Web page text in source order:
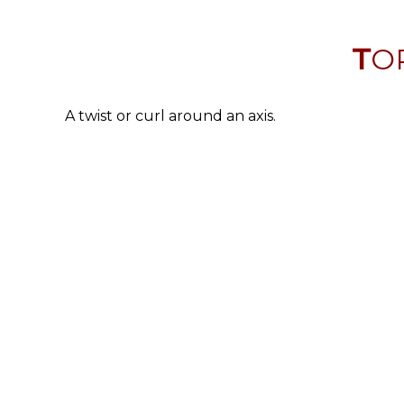
A twist or curl around an axis.